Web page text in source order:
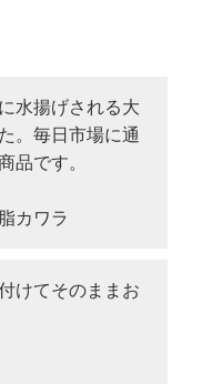
水揚げされる大
。毎日市場に通
品です。
カワラ
けてそのままお